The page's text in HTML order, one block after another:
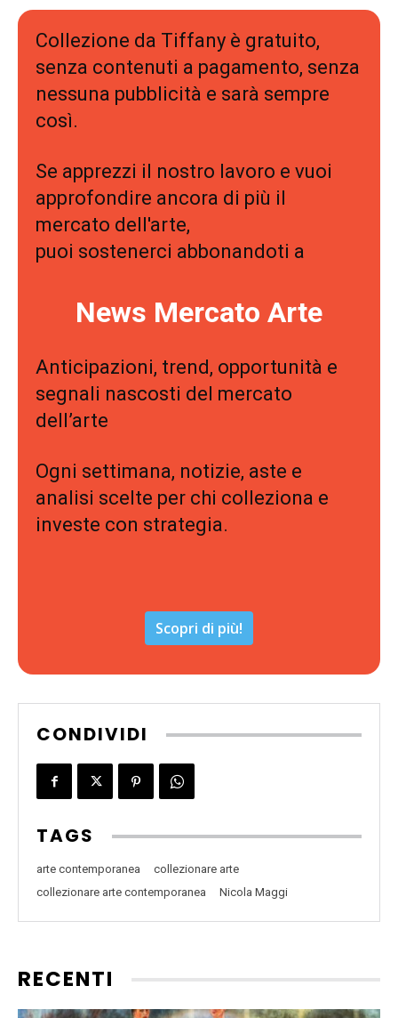
Collezione da Tiffany è gratuito,
senza contenuti a pagamento, senza
nessuna pubblicità e sarà sempre
così.
Se apprezzi il nostro lavoro e vuoi
approfondire ancora di più il
mercato dell'arte,
puoi sostenerci abbonandoti a
News Mercato Arte
Anticipazioni, trend, opportunità e
segnali nascosti del mercato
dell’arte
Ogni settimana, notizie, aste e
analisi scelte per chi colleziona e
investe con strategia.
Scopri di più!
CONDIVIDI
TAGS
arte contemporanea
collezionare arte
collezionare arte contemporanea
Nicola Maggi
RECENTI